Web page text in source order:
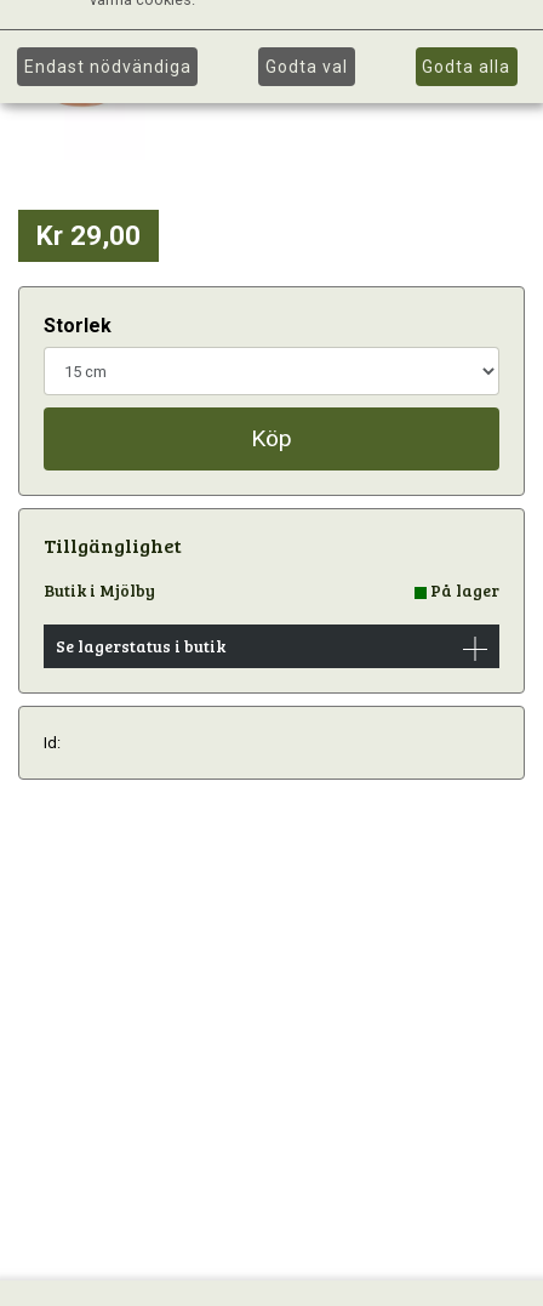
Kr 29,00
Storlek
Köp
Tillgänglighet
Butik i Mjölby På lager
Se lagerstatus i butik
Id:
Endast nödvändiga Godta val Godta alla